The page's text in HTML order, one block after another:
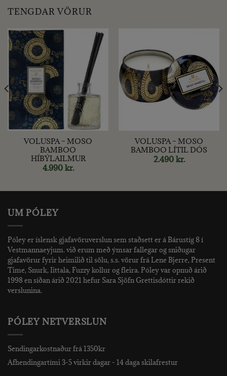
TENGDAR VÖRUR
VOLUSPA – MOSO
BAMBOO
HÍBÝLAILMUR
4.990 kr.
VOLUSPA – MOSO
BAMBOO LÍTIL DÓS
2.490 kr.
UM PÓLEY
Póley er íslensk gjafavöruverslun sem staðsett er á Bárustíg 8 í
Vestmannaeyjum. við erum með ýmsar fallegar og sniðugar
gjafavörur fyrir heimilið til sölu, s.s. vörur frá Lene Bjerre, Present
Time, Snurk, Iittala, Fuzzy kollur og fleira. Póley var opnuð árið
1998 en síðan árið 2021 hefur Sara Sjöfn Grettisdóttir rekið
verslunina.
PÓLEY NETVERSLUN
Sendingarkostnaður frá 1350kr
Afhendingartími 3-5 virkir dagar - 14 daga skilafrestur